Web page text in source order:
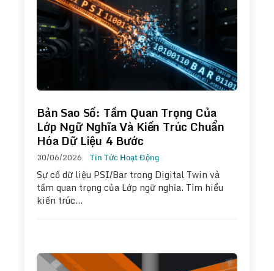
Bản Sao Số: Tầm Quan Trọng Của
Lớp Ngữ Nghĩa Và Kiến Trúc Chuẩn
Hóa Dữ Liệu 4 Bước
30/06/2026 Tin Tức Hoạt Động
Sự cố dữ liệu PSI/Bar trong Digital Twin và
tầm quan trọng của Lớp ngữ nghĩa. Tìm hiểu
kiến trúc…